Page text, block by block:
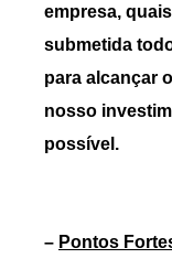
empresa,
submetida
para alcançar
nosso
possível.
– Pontos